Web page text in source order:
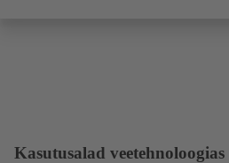
Kasutusalad veetehnoloogias